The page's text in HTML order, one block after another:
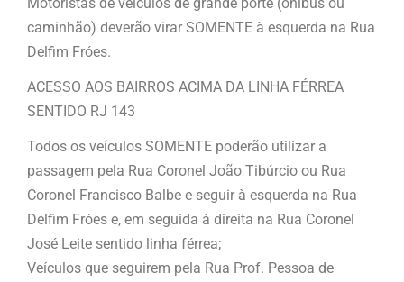
Motoristas de veículos de grande porte (ônibus ou
caminhão) deverão virar SOMENTE à esquerda na Rua
Delfim Fróes.
ACESSO AOS BAIRROS ACIMA DA LINHA FÉRREA
SENTIDO RJ 143
Todos os veículos SOMENTE poderão utilizar a
passagem pela Rua Coronel João Tibúrcio ou Rua
Coronel Francisco Balbe e seguir à esquerda na Rua
Delfim Fróes e, em seguida à direita na Rua Coronel
José Leite sentido linha férrea;
Veículos que seguirem pela Rua Prof. Pessoa de